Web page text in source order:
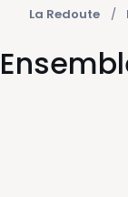
La Redoute